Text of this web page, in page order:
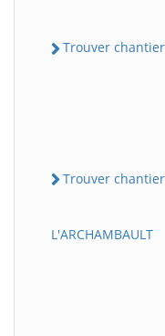
Trouver chantier
Trouver
L'ARCHAMBAULT